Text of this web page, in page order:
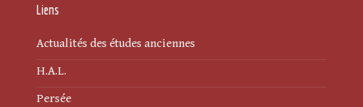
Liens
Actualités des études anciennes
H.A.L.
Persée